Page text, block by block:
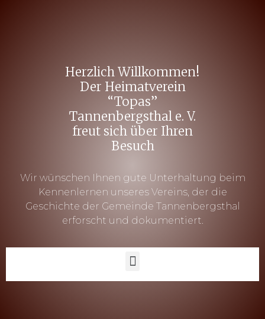
Herzlich Willkommen!
Der Heimatverein
“Topas”
Tannenbergsthal e. V.
freut sich über Ihren
Besuch
Wir wünschen Ihnen gute Unterhaltung beim
Kennenlernen unseres Vereins, der die
Geschichte der Gemeinde Tannenbergsthal
erforscht und dokumentiert.